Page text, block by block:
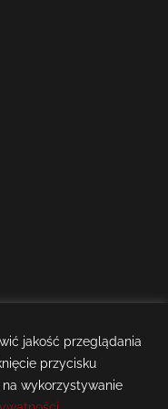
jakość przeglądania
przycisku
na wykorzystywanie